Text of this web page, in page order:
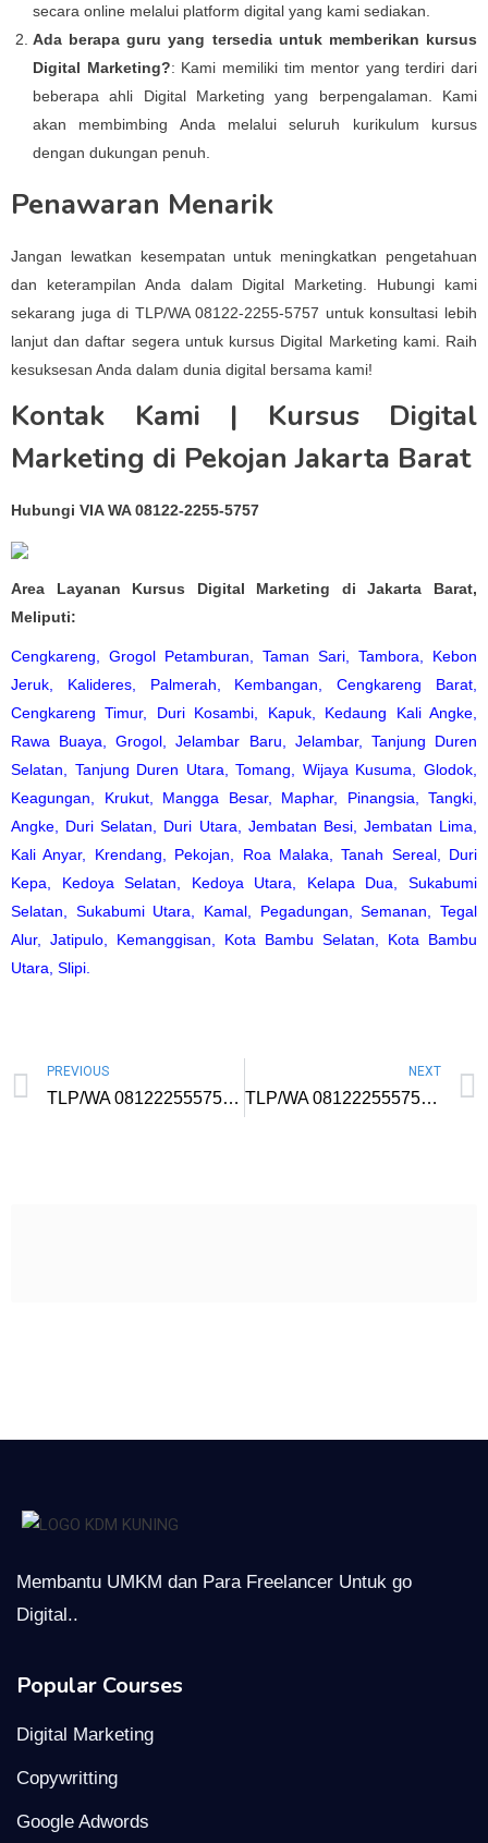
secara online melalui platform digital yang kami sediakan.
Ada berapa guru yang tersedia untuk memberikan kursus
Digital Marketing?: Kami memiliki tim mentor yang terdiri dari
beberapa ahli Digital Marketing yang berpengalaman. Kami
akan membimbing Anda melalui seluruh kurikulum kursus
dengan dukungan penuh.
Penawaran Menarik
Jangan lewatkan kesempatan untuk meningkatkan pengetahuan
dan keterampilan Anda dalam Digital Marketing. Hubungi kami
sekarang juga di TLP/WA 08122-2255-5757 untuk konsultasi lebih
lanjut dan daftar segera untuk kursus Digital Marketing kami. Raih
kesuksesan Anda dalam dunia digital bersama kami!
Kontak Kami | Kursus Digital
Marketing di Pekojan Jakarta Barat
Hubungi VIA WA 08122-2255-5757
Area Layanan Kursus Digital Marketing di Jakarta Barat,
Meliputi:
Cengkareng Grogol Petamburan Taman Sari Tambora
Kebon
Jeruk
Kalideres, Palmerah Kembangan ,Cengkareng Barat
Cengkareng Timur, Duri Kosambi Kapuk, Kedaung Kali Angke
Rawa Buaya ,Grogol ,Jelambar Baru Jelambar, Tanjung Duren
Selatan
Tanjung Duren Utara ,Tomang Wijaya Kusuma ,Glodok
Keagungan
Krukut, Mangga Besar, Maphar, Pinangsia Tangki
Angke
Duri Selatan Duri Utara Jembatan Besi, Jembatan Lima
Kali Anyar, Krendang Pekojan Roa Malaka ,Tanah Sereal, Duri
Kepa
Kedoya Selatan Kedoya Utara Kelapa Dua ,Sukabumi
Selatan
Sukabumi Utara Kamal Pegadungan ,Semanan ,Tegal
Alur, Jatipulo Kemanggisan Kota Bambu Selatan
Kota Bambu
Utara Slipi
PREVIOUS
TLP/WA 081222555757 Kursus Digital Marketing di Bekasi Untuk Pebisnis Pengajar Berpengalaman Biaya Murah
NEXT
TLP/WA 081222555757 Kursus Digital Marketing di Cilandak Barat Jakarta Selatan Untuk Pengusaha Pengajar Berpengalaman Biaya Murah
Membantu UMKM dan Para Freelancer Untuk go
Digital..
Popular Courses
Digital Marketing
Copywritting
Google Adwords